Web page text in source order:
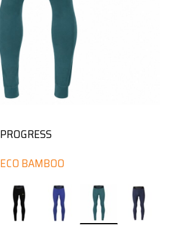
PROGRESS
ECO BAMBOO